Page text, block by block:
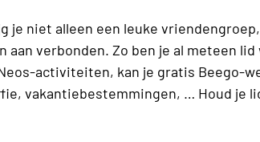
je niet alleen een leuke
verbonden. Zo ben je al meteen
activiteiten, kan je gratis Beego-
vakantiebestemmingen, … Houd je